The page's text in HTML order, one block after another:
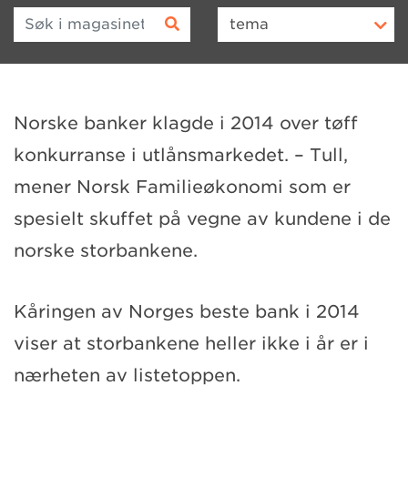
Søk i magasinet tema
Norske banker klagde i 2014 over tøff
konkurranse i utlånsmarkedet. – Tull,
mener Norsk Familieøkonomi som er
spesielt skuffet på vegne av kundene i de
norske storbankene.
Kåringen av Norges beste bank i 2014
viser at storbankene heller ikke i år er i
nærheten av listetoppen.